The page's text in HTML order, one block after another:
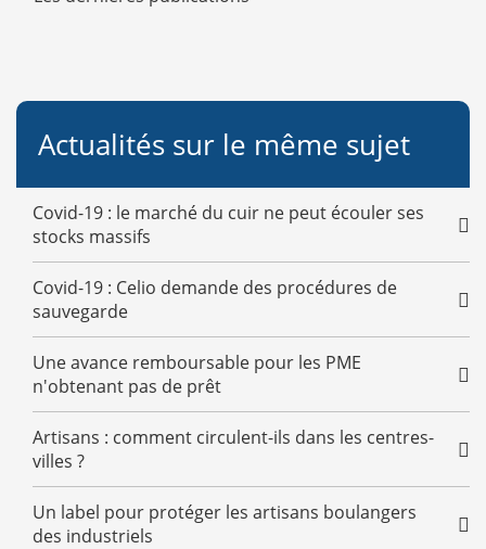
Actualités sur le même sujet
Covid-19 : le marché du cuir ne peut écouler ses
stocks massifs
Covid-19 : Celio demande des procédures de
sauvegarde
Une avance remboursable pour les PME
n'obtenant pas de prêt
Artisans : comment circulent-ils dans les centres-
villes ?
Un label pour protéger les artisans boulangers
des industriels